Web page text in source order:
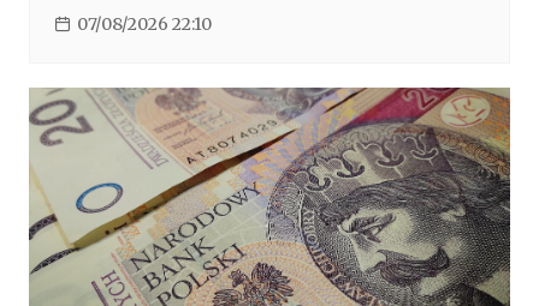
07/08/2026 22:10